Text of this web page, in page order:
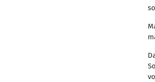
Dolomiten. Heute stand
Nachtwanderung war für
Handyfotos dann auch
Auch der nächste Tag